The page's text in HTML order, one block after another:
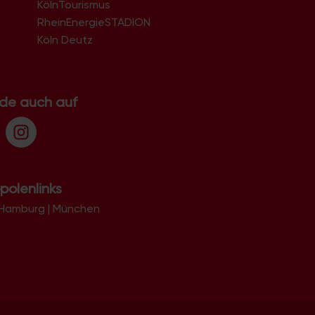
51069
51103
51107
51147
KölnTourismus
RheinEnergieSTADION
Köln Deutz
auch auf
| München